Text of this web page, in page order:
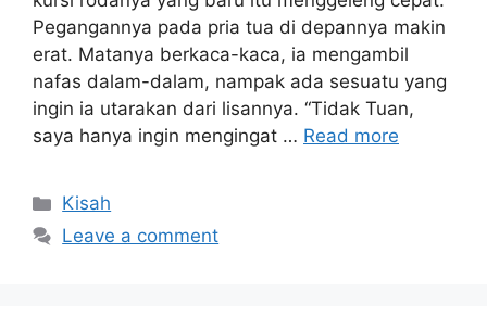
Pegangannya pada pria tua di depannya makin
erat. Matanya berkaca-kaca, ia mengambil
nafas dalam-dalam, nampak ada sesuatu yang
ingin ia utarakan dari lisannya. “Tidak Tuan,
saya hanya ingin mengingat … Read more
Categories
Kisah
Leave a comment